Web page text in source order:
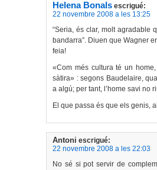
Helena Bonals escrigué:
22 novembre 2008 a les 13:25
“Seria, és clar, molt agradable
bandarra”. Diuen que Wagner
feia!
«Com més cultura té un
sàtira» : segons Baudelaire,
a algú; per tant, l’home savi no
El que passa és que els genis,
Antoni escrigué:
22 novembre 2008 a les 22:03
No sé si pot servir de